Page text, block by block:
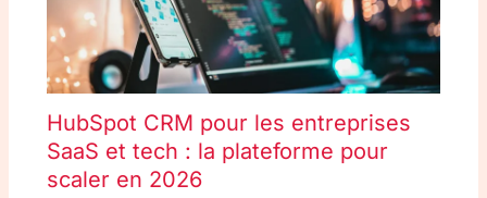
HubSpot CRM pour les entreprises
SaaS et tech : la plateforme pour
scaler en 2026